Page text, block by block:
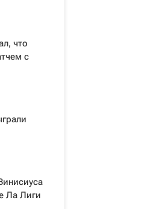
что
с
Ла Лиги